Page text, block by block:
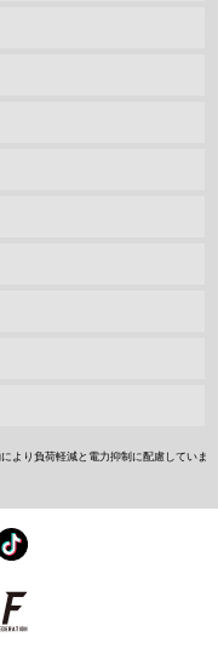
より負荷軽減と電力抑制に配慮していま